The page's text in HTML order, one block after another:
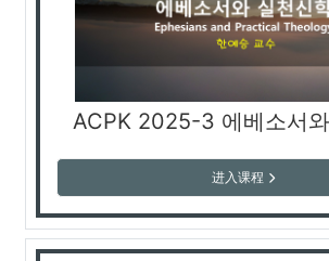
进入课程